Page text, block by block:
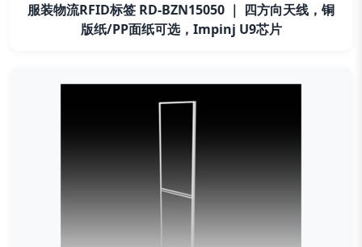
服装物流RFID标签 RD-BZN15050 ｜ 四方向天线，铜
版纸/PP面纸可选，Impinj U9芯片